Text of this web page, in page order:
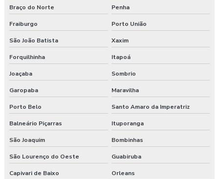
Projeto acústico
Projeto acústico de auditórios
Projeto acústico de edificação
Projeto de alvenaria estrutural
Projeto de concreto protendido
Projeto de condicionamento acústico
Braço do Norte Penha
Fraiburgo Porto União
São João Batista Xaxim
Forquilhinha Itapoá
Joaçaba Sombrio
Garopaba Maravilha
Porto Belo Santo Amaro da Imperatriz
Balneário Piçarras Ituporanga
São Joaquim Bombinhas
São Lourenço do Oeste Guabiruba
Capivari de Baixo Orleans